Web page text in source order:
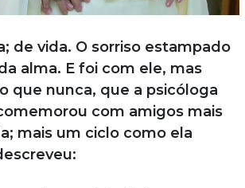
de vida. O sorriso estampado
alma. E foi com ele, mas
que nunca, que a psicóloga
com amigos mais
mais um ciclo como ela